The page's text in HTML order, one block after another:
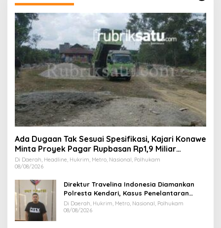
Ada Dugaan Tak Sesuai Spesifikasi, Kajari Konawe
Minta Proyek Pagar Rupbasan Rp1,9 Miliar
Dihentikan
Di Daerah, Headline, Hukrim, Metro, Nasional, Polhukam
08/08/2026
Direktur Travelina Indonesia Diamankan
Polresta Kendari, Kasus Penelantaran
Jemaah Umrah Masuk Babak Baru
Di Daerah, Hukrim, Metro, Nasional, Polhukam
08/08/2026